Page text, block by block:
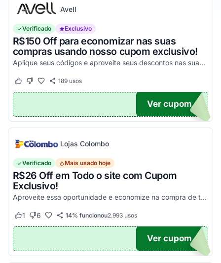
Avell
Verificado Exclusivo
R$150 Off para economizar nas suas
compras usando nosso cupom exclusivo!
Aplique seus códigos e aproveite seus descontos nas suas compras acima de R$4000!
Este cupom funcionou
Este cupom não funcionou
189usos
UPOM
Ver cupom
Lojas Colombo
Verificado Mais usado hoje
R$26 Off em Todo o site com Cupom
Exclusivo!
Aproveite essa oportunidade e economize na compra de todos os seus produtos acima de R$ 600 exceto na linha Eletrodomésticos. Válido somente para produtos vendidos e entregue por L...
Este cupom funcionou
1 Este cupom não funcionou
6 14% funcionou2.993usos
UPOM
Ver cupom